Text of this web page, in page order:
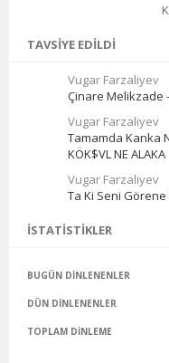
TAVSIYE EDILDI
Vugar Farzaliyev
Çinare Melikzade
Vugar Farzaliyev
Tamamda Kanka
KÖK$VL NE ALAKA
Vugar Farzaliyev
Ta Ki Seni
İSTATISTIKLER
BUGÜN DINLENENLER
DÜN DINLENENLER
TOPLAM DINLEME